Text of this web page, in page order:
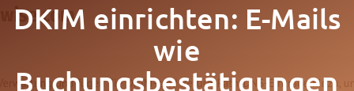
DKIM einrichten: E-Mails
wie
Buchungsbestätigungen